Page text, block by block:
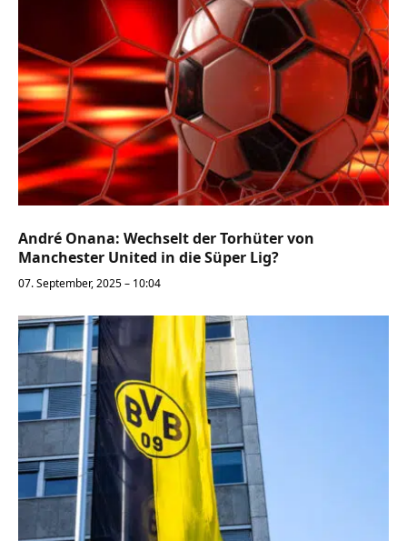
André Onana: Wechselt der Torhüter von
Manchester United in die Süper Lig?
07. September, 2025 – 10:04